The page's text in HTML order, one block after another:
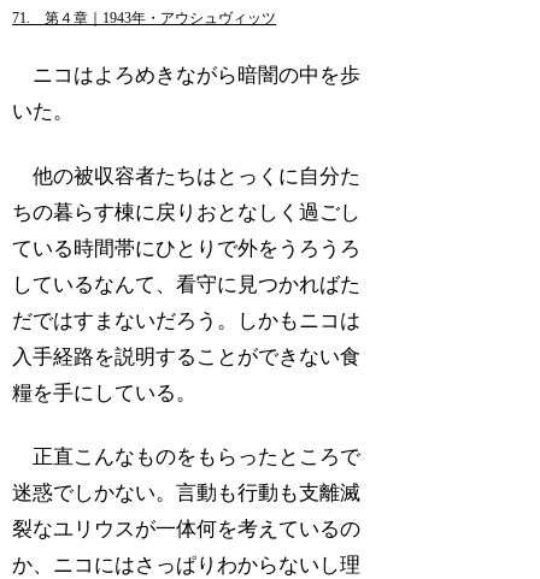
71. 第４章｜1943年・アウシュヴィッツ
ニコはよろめきながら暗闇の中を歩
いた。
他の被収容者たちはとっくに自分た
ちの暮らす棟に戻りおとなしく過ごし
ている時間帯にひとりで外をうろうろ
しているなんて、看守に見つかればた
だではすまないだろう。しかもニコは
入手経路を説明することができない食
糧を手にしている。
正直こんなものをもらったところで
迷惑でしかない。言動も行動も支離滅
裂なユリウスが一体何を考えているの
か、ニコにはさっぱりわからないし理